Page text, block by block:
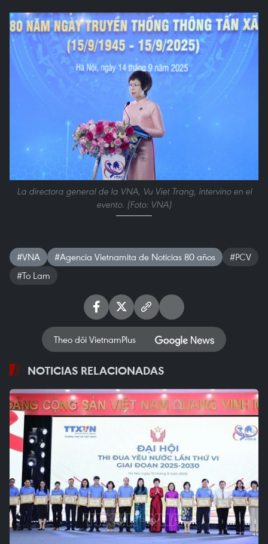
La directora general de la VNA, Vu Viet Trang, intervino en el
evento. (Foto: VNA)
#VNA #Agencia Vietnamita de Noticias 80 años
#PCV
#To Lam
Theo dõi VietnamPlus
NOTICIAS RELACIONADAS